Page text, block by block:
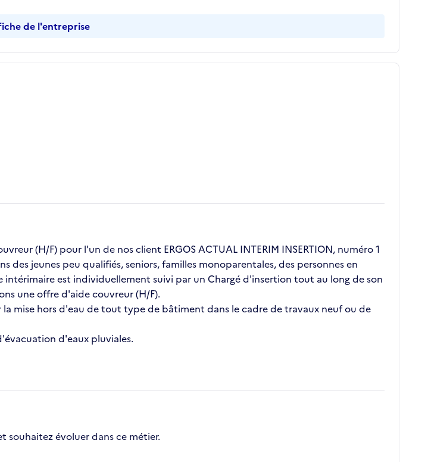
(H/F) pour l'un de nos client ERGOS ACTUAL INTERIM INSERTION, numéro 1
jeunes peu qualifiés, seniors, familles monoparentales, des personnes en
est individuellement suivi par un Chargé d'insertion tout au long de son
une offre d'aide couvreur (H/F).
mise hors d'eau de tout type de bâtiment dans le cadre de travaux neuf ou de
d'eaux pluviales.
souhaitez évoluer dans ce métier.
de l'entreprise